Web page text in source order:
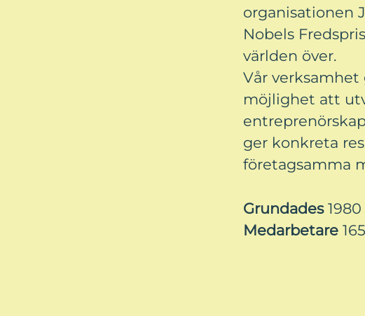
organisationen
Nobels
världen över.
Vår
möjlighet att
ger konkreta
företagsamma
Grundades 1980
Medarbetare 165